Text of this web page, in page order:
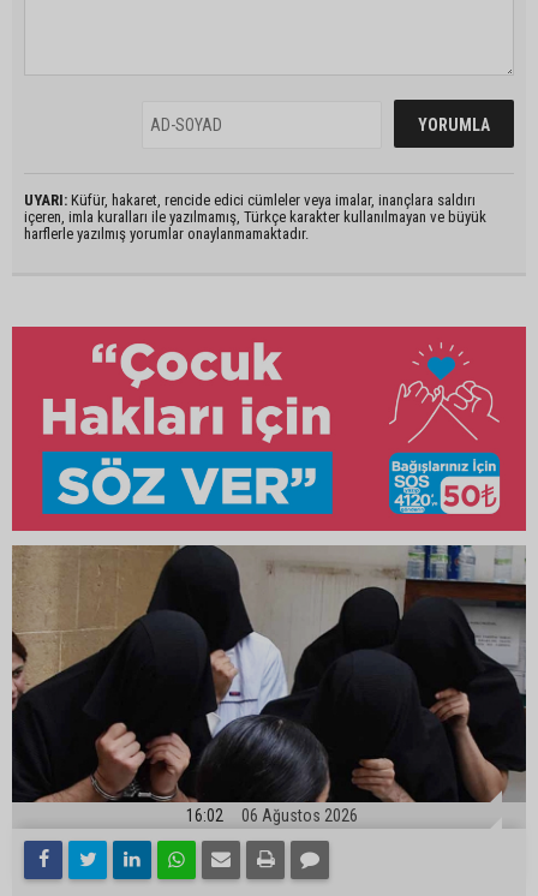
UYARI: Küfür, hakaret, rencide edici cümleler veya imalar, inançlara saldırı
içeren, imla kuralları ile yazılmamış, Türkçe karakter kullanılmayan ve büyük
harflerle yazılmış yorumlar onaylanmamaktadır.
16:02 06 Ağustos 2026